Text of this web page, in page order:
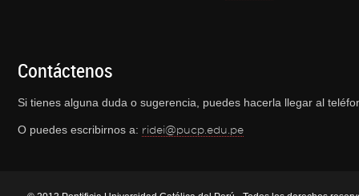
Contáctenos
Si tienes alguna duda o sugerencia, puedes hacerla llegar al
O puedes escribirnos a: ridei@pucp.edu.pe